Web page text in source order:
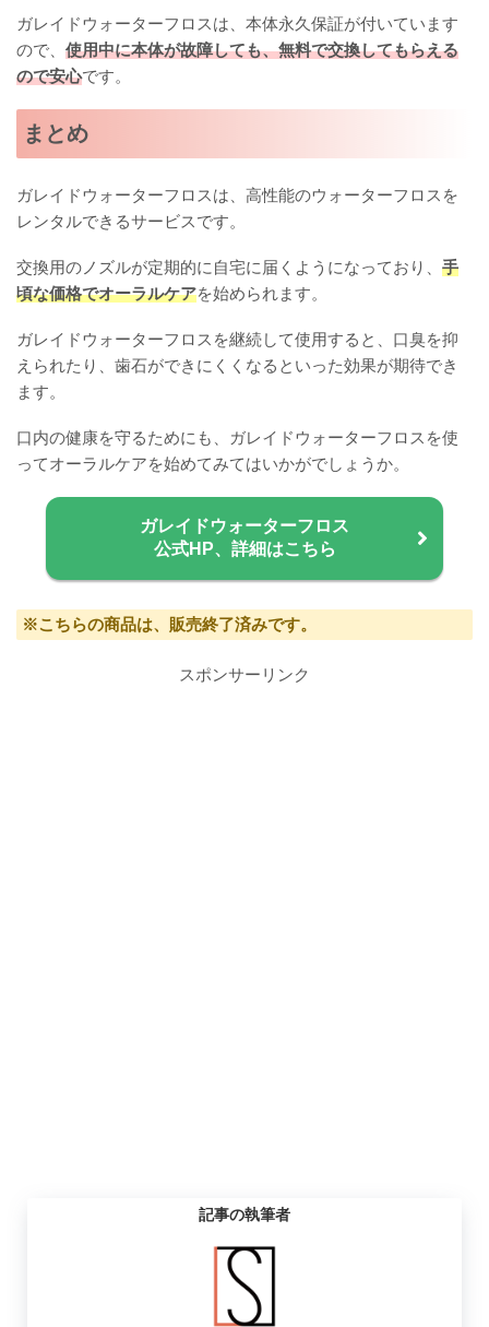
ガレイドウォーターフロスは、本体永久保証が付いています
ので、 使用中に本体が故障しても、無料で交換してもらえる
ので安心です。
まとめ
ガレイドウォーターフロスは、高性能のウォーターフロスを
レンタルできるサービスです。
交換用のノズルが定期的に自宅に届くようになっており、 手
頃な価格でオーラルケアを始められます。
ガレイドウォーターフロスを継続して使用すると、口臭を抑
えられたり、歯石ができにくくなるといった効果が期待でき
ます。
口内の健康を守るためにも、ガレイドウォーターフロスを使
ってオーラルケアを始めてみてはいかがでしょうか。
ガレイドウォーターフロス
公式HP、詳細はこちら
※こちらの商品は、販売終了済みです。
スポンサーリンク
記事の執筆者